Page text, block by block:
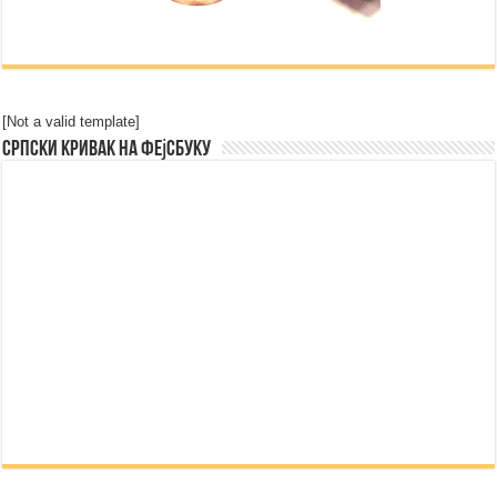
[Not a valid template]
Српски Кривак на Фејсбуку